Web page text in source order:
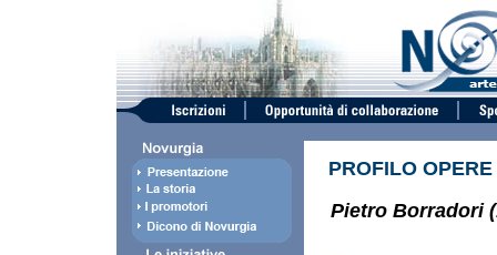
PROFILO OPERE
Pietro Borradori